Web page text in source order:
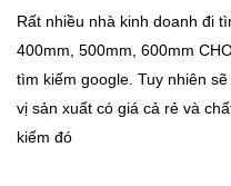
Rất nhiều nhà kinh doanh đi
400mm, 500mm, 600mm
tìm kiếm google. Tuy nhiên
vị sản xuất có giá cả rẻ và
kiếm đó